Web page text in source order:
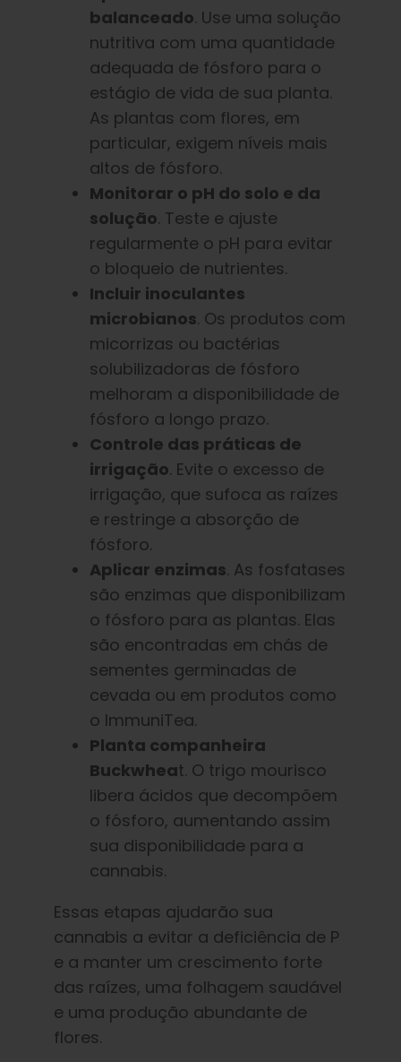
balanceado. Use uma solução
nutritiva com uma quantidade
adequada de fósforo para o
estágio de vida de sua planta.
As plantas com flores, em
particular, exigem níveis mais
altos de fósforo.
Monitorar o pH do solo e da
solução. Teste e ajuste
regularmente o pH para evitar
o bloqueio de nutrientes.
Incluir inoculantes
microbianos. Os produtos com
micorrizas ou bactérias
solubilizadoras de fósforo
melhoram a disponibilidade de
fósforo a longo prazo.
Controle das práticas de
irrigação. Evite o excesso de
irrigação, que sufoca as raízes
e restringe a absorção de
fósforo.
Aplicar enzimas. As fosfatases
são enzimas que disponibilizam
o fósforo para as plantas. Elas
são encontradas em chás de
sementes germinadas de
cevada ou em produtos como
o ImmuniTea.
Planta companheira
Buckwheat. O trigo mourisco
libera ácidos que decompõem
o fósforo, aumentando assim
sua disponibilidade para a
cannabis.
Essas etapas ajudarão sua
cannabis a evitar a deficiência de P
e a manter um crescimento forte
das raízes, uma folhagem saudável
e uma produção abundante de
flores.